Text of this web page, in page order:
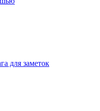
для заметок